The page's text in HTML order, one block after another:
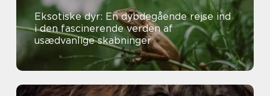
Eksotiske dyr: En dybdegående rejse ind
i den fascinerende verden af
usædvanlige skabninger